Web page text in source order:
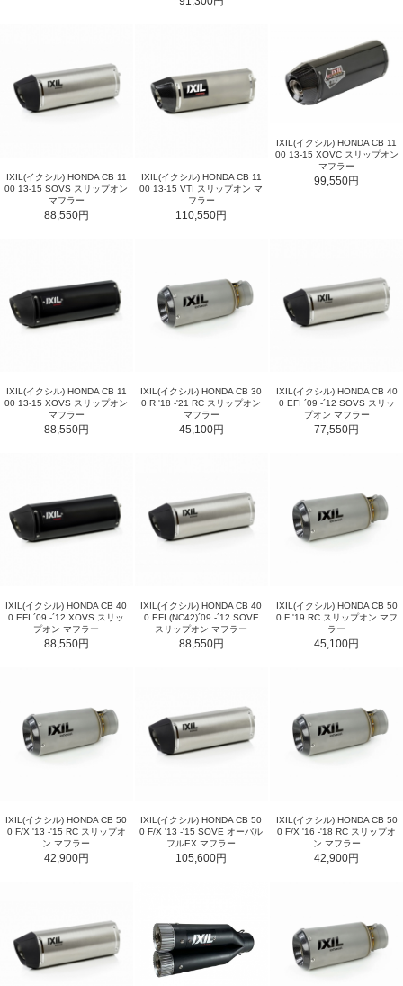
IXIL(イクシル) HONDA CB 11
00 13-15 SOVS スリップオン
マフラー
88,550円
IXIL(イクシル) HONDA CB 11
00 13-15 VTI スリップオン マ
フラー
110,550円
IXIL(イクシル) HONDA CB 11
00 13-15 XOVC スリップオン
マフラー
99,550円
IXIL(イクシル) HONDA CB 11
00 13-15 XOVS スリップオン
マフラー
88,550円
IXIL(イクシル) HONDA CB 30
0 R '18 -'21 RC スリップオン
マフラー
45,100円
IXIL(イクシル) HONDA CB 40
0 EFI ´09 -´12 SOVS スリッ
プオン マフラー
77,550円
IXIL(イクシル) HONDA CB 40
0 EFI ´09 -´12 XOVS スリッ
プオン マフラー
88,550円
IXIL(イクシル) HONDA CB 40
0 EFI (NC42)´09 -´12 SOVE
スリップオン マフラー
88,550円
IXIL(イクシル) HONDA CB 50
0 F '19 RC スリップオン マフ
ラー
45,100円
IXIL(イクシル) HONDA CB 50
0 F/X '13 -'15 RC スリップオ
ン マフラー
42,900円
IXIL(イクシル) HONDA CB 50
0 F/X '13 -'15 SOVE オーバル
フルEX マフラー
105,600円
IXIL(イクシル) HONDA CB 50
0 F/X '16 -'18 RC スリップオ
ン マフラー
42,900円